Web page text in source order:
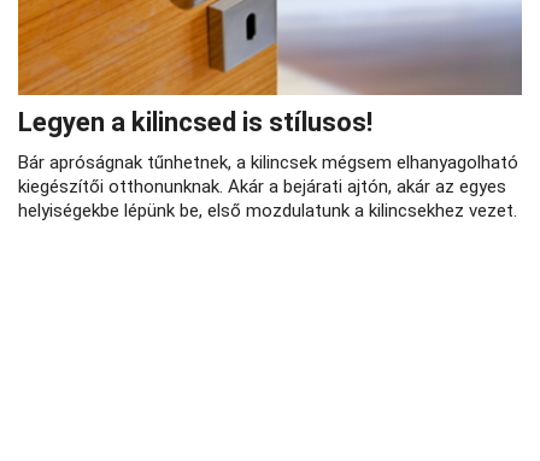
Legyen a kilincsed is stílusos!
Bár apróságnak tűnhetnek, a kilincsek mégsem elhanyagolható
kiegészítői otthonunknak. Akár a bejárati ajtón, akár az egyes
helyiségekbe lépünk be, első mozdulatunk a kilincsekhez vezet.